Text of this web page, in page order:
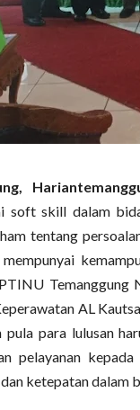
soft skill dalam
tentang
Temanggung
AL
pula para lulusan
pelayanan
ketepatan dalam